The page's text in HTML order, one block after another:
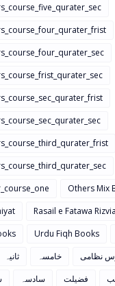
Others Mix
Rasail e Fatawa Rizvia
Urdu Fiqh Books
ثانیہ خامسہ نظامی
سادسہ فضیلت